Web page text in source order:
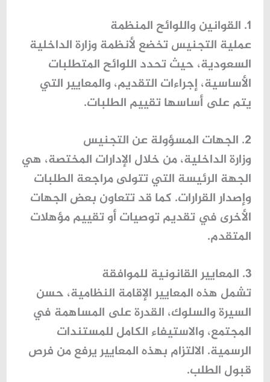
1. القوانين واللوائح المنظمة
عملية التجنيس تخضع لأنظمة وزارة الداخلية
السعودية، حيث تحدد اللوائح المتطلبات
الأساسية، إجراءات التقديم، والمعايير التي
يتم على أساسها تقييم الطلبات.
2. الجهات المسؤولة عن التجنيس
وزارة الداخلية، من خلال الإدارات المختصة، هي
الجهة الرئيسة التي تتولى مراجعة الطلبات
وإصدار القرارات. كما قد تتعاون بعض الجهات
الأخرى في تقديم توصيات أو تقييم مؤهلات
المتقدم.
3. المعايير القانونية للموافقة
تشمل هذه المعايير الإقامة النظامية، حسن
السيرة والسلوك، القدرة على المساهمة في
المجتمع، والاستيفاء الكامل للمستندات
الرسمية. الالتزام بهذه المعايير يرفع من فرص
قبول الطلب.